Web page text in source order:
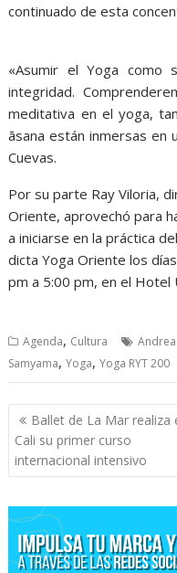
continuado de esta
«Asumir el Yoga como
integridad.
meditativa en el yoga,
āsana están inmersas en
Cuevas.
Por su parte Ray Viloria,
Oriente, aprovechó para
a iniciarse en la práctica
dicta Yoga Oriente los
pm a 5:00 pm, en el Hotel
Agenda, Cultura
Samyama,Yoga,Yoga RYT 200
Navegación
de
entradas
Ballet de La Mar realiza
Cali su primer curso
internacional intensivo